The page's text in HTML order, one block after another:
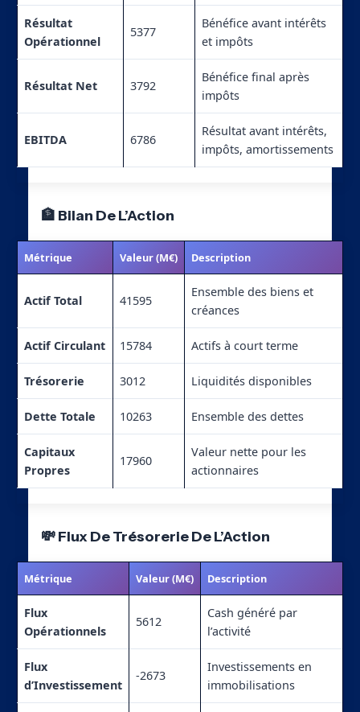
Résultat
Opérationnel
5377
Bénéfice avant intérêts
et impôts
Résultat Net 3792
Bénéfice final après
impôts
EBITDA 6786
Résultat avant intérêts,
impôts, amortissements
🏦 Bilan De L’Action
Métrique Valeur (M€) Description
Actif Total 41595
Ensemble des biens et
créances
Actif Circulant 15784 Actifs à court terme
Trésorerie 3012 Liquidités disponibles
Dette Totale 10263 Ensemble des dettes
Capitaux
Propres
17960
Valeur nette pour les
actionnaires
💸 Flux De Trésorerie De L’Action
Métrique Valeur (M€) Description
Flux
Opérationnels
5612
Cash généré par
l’activité
Flux
d’Investissement
-2673
Investissements en
immobilisations